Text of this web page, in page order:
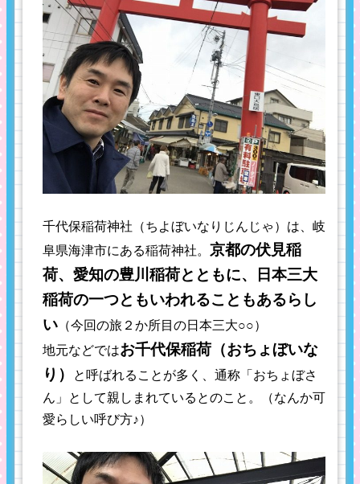
千代保稲荷神社（ちよぼいなりじんじゃ）は、岐
阜県海津市にある稲荷神社。 京都の伏見稲
荷、愛知の豊川稲荷とともに、日本三大
稲荷の一つともいわれることもあるらし
い （今回の旅２か所目の日本三大○○）
地元などではお千代保稲荷（おちょぼいな
り）
と呼ばれることが多く、通称「おちょぼさ
ん」として親しまれているとのこと。（なんか可
愛らしい呼び方♪）